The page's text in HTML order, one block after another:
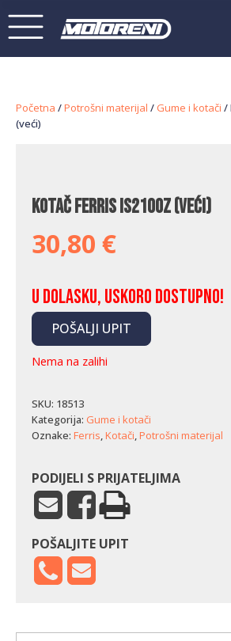
Početna /Potrošni materijal / Gume i kotači /
(veći)
Kotač Ferris IS2100Z (veći)
30,80 €
U dolasku, uskoro dostupno!
POŠALJI UPIT
Nema na zalihi
SKU: 18513
Kategorija: Gume i kotači
Oznake: Ferris,Kotači,Potrošni materijal
PODIJELI S PRIJATELJIMA
POŠALJITE UPIT